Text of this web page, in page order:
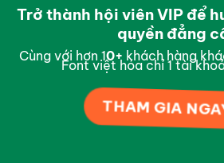
Trở thành hội viên VIP để
quyền đẳng
Cùng với hơn 10+ khách hàng
Font việt hóa chỉ 1 tài
THAM GIA